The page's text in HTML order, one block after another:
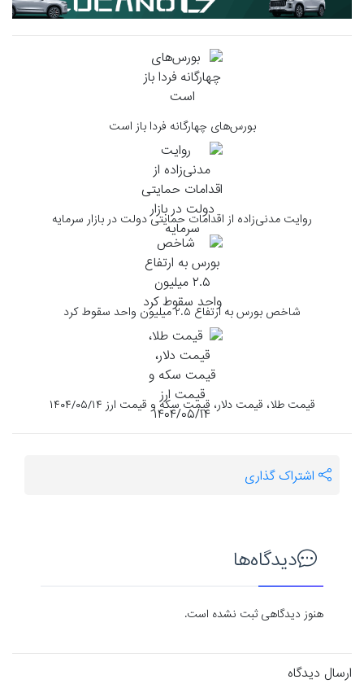
بورس‌های چهارگانه فردا باز است
روایت مدنی‌زاده از اقدامات حمایتی دولت در بازار سرمایه
شاخص بورس به ارتفاع ۲.۵ میلیون واحد سقوط کرد
قیمت طلا، قیمت دلار، قیمت سکه و قیمت ارز ۱۴۰۴/۰۵/۱۴
اشتراک گذاری
دیدگاه‌ها
هنوز دیدگاهی ثبت نشده است.
ارسال دیدگاه